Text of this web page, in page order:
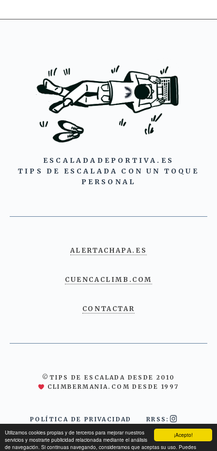
¡Acepto!
Utilizamos cookies propias y de terceros para mejorar nuestros
servicios y mostrarte publicidad relacionada mediante el análisis
de navegación. Si continuas navegando, consideramos que aceptas su uso. Puedes
ESCALADADEPORTIVA.ES
TIPS DE ESCALADA CON UN TOQUE
PERSONAL
ALERTACHAPA.ES
CUENCACLIMB.COM
CONTACTAR
©TIPS DE ESCALADA DESDE 2010
CLIMBERMANIA.COM DESDE 1997
POLÍTICA DE PRIVACIDAD RRSS: